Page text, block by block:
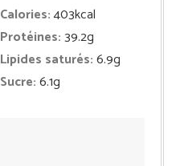
Calories:403kcal
Protéines:39.2g
Lipides saturés:6.9g
Sucre:6.1g